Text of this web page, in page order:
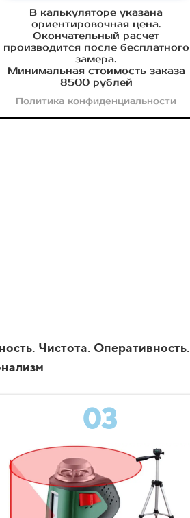
В калькуляторе указана
ориентировочная цена.
Окончательный расчет
производится после бесплатного
замера.
Минимальная стоимость заказа
8500 рублей
Политика конфиденциальности
Чистота. Оперативность.
03